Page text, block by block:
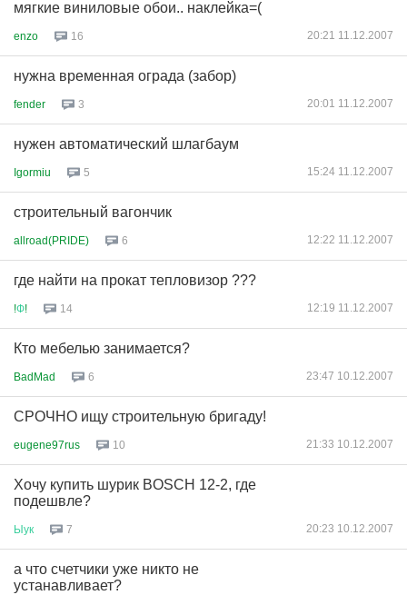
мягкие виниловые обои.. наклейка=(
enzo 16 20:21 11.12.2007
нужна временная ограда (забор)
fender 3 20:01 11.12.2007
нужен автоматический шлагбаум
Igormiu 5 15:24 11.12.2007
строительный вагончик
allroad(PRIDE) 6 12:22 11.12.2007
где найти на прокат тепловизор ???
!Ф! 14 12:19 11.12.2007
Кто мебелью занимается?
BadMad 6 23:47 10.12.2007
СРОЧНО ищу строительную бригаду!
eugene97rus 10 21:33 10.12.2007
Хочу купить шурик BOSCH 12-2, где
подешвле?
Ыук 7 20:23 10.12.2007
а что счетчики уже никто не
устанавливает?